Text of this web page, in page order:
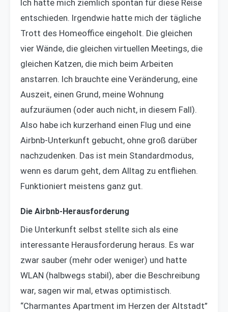
Ich hatte mich ziemlich spontan für diese Reise
entschieden. Irgendwie hatte mich der tägliche
Trott des Homeoffice eingeholt. Die gleichen
vier Wände, die gleichen virtuellen Meetings, die
gleichen Katzen, die mich beim Arbeiten
anstarren. Ich brauchte eine Veränderung, eine
Auszeit, einen Grund, meine Wohnung
aufzuräumen (oder auch nicht, in diesem Fall).
Also habe ich kurzerhand einen Flug und eine
Airbnb-Unterkunft gebucht, ohne groß darüber
nachzudenken. Das ist mein Standardmodus,
wenn es darum geht, dem Alltag zu entfliehen.
Funktioniert meistens ganz gut.
Die Airbnb-Herausforderung
Die Unterkunft selbst stellte sich als eine
interessante Herausforderung heraus. Es war
zwar sauber (mehr oder weniger) und hatte
WLAN (halbwegs stabil), aber die Beschreibung
war, sagen wir mal, etwas optimistisch.
“Charmantes Apartment im Herzen der Altstadt”